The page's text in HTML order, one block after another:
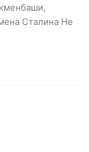
Сталина Не